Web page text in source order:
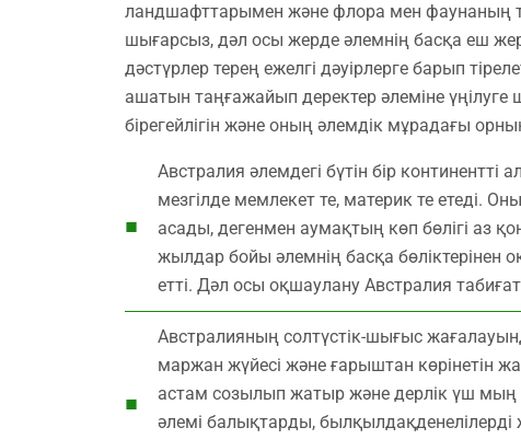
ландшафттарымен және флора мен фаунаның
шығарсыз, дәл осы жерде әлемнің басқа еш
дәстүрлер терең ежелгі дәуірлерге барып
ашатын таңғажайып деректер әлеміне
бірегейлігін және оның әлемдік мұрадағы
Австралия әлемдегі бүтін бір
мезгілде мемлекет те, материк те етеді.
асады, дегенмен аумақтың көп бөлігі аз
жылдар бойы әлемнің басқа бөліктерінен
етті. Дәл осы оқшаулану Австралия
Австралияның солтүстік-шығыс
маржан жүйесі және ғарыштан көрінетін
астам созылып жатыр және дерлік үш
әлемі балықтарды, былқылдақденелілерді